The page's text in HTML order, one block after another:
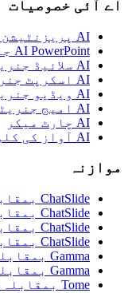
اے آئی خصوصیات
AI پریزنٹیشن بنانے والا
AI PowerPoint جنریٹر
AI سلائیڈ جنریٹر
AI اسکرپٹ جنریٹر
AI ویڈیو جنریٹر
AI امیج جنریٹر
AI چارٹ میکر
AI آواز کی کلوننگ
موازنہ
ChatSlide بمقابلہ Gamma
ChatSlide بمقابلہ Canva
ChatSlide بمقابلہ Beautiful.AI
ChatSlide بمقابلہ SlidesAI
Gamma بمقابلہ Canva
Gamma بمقابلہ Beautiful.AI
Tome بمقابلہ Gamma